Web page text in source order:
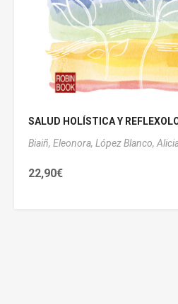
SALUD HOLÍSTICA Y
Biaiñ, Eleonora, López Blanco,
22,90€